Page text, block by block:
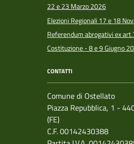
22 e 23 Marzo 2026
Elezioni Regionali 17 e 18
Referendum abrogativi ex
Costituzione - 8 e 9 Giugno
CONTATTI
Comune di Ostellato
Piazza Repubblica, 1 -
(FE)
C.F. 00142430388